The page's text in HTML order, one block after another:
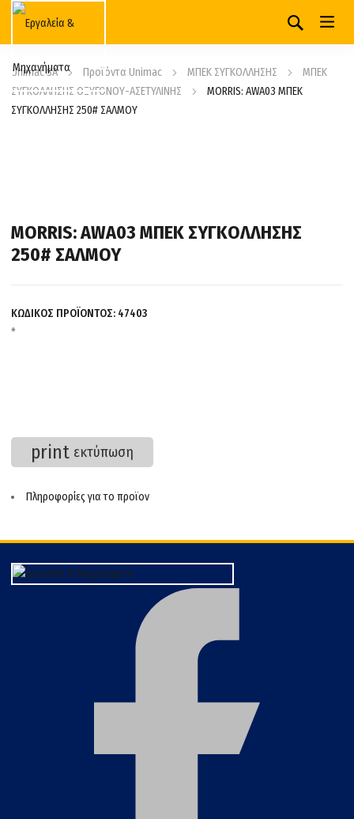
Unimac SA Προϊόντα Unimac ΜΠΕΚ ΣΥΓΚΟΛΛΗΣΗΣ
ΜΠΕΚ
ΣΥΓΚΟΛΛΗΣΗΣ ΟΞΥΓΟΝΟΥ-ΑΣΕΤΥΛΙΝΗΣ
MORRIS: AWA03 ΜΠΕΚ
ΣΥΓΚΟΛΛΗΣΗΣ 250# ΣΑΛΜΟΥ
MORRIS: AWA03 ΜΠΕΚ ΣΥΓΚΟΛΛΗΣΗΣ
250# ΣΑΛΜΟΥ
ΚΩΔΙΚΟΣ ΠΡΟΪΟΝΤΟΣ: 47403
*
print εκτύπωση
Πληροφορίες για το προϊον